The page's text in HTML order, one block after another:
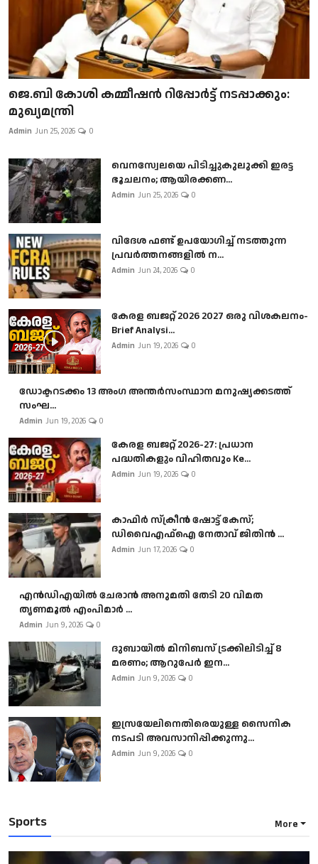
ജെ.ബി കോശി കമ്മീഷൻ റിപ്പോർട്ട് നടപ്പാക്കും:
മുഖ്യമന്ത്രി
Admin Jun 25, 2026 0
വെനസ്വേലയെ പിടിച്ചുകുലുക്കി ഇരട്ട
ഭൂചലനം; ആയിരക്കണ...
Admin Jun 25, 2026 0
വിദേശ ഫണ്ട് ഉപയോഗിച്ച് നടത്തുന്ന
പ്രവർത്തനങ്ങളിൽ ന...
Admin Jun 24, 2026 0
കേരള ബജറ്റ് 2026 2027 ഒരു വിശകലനം-
Brief Analysi...
Admin Jun 19, 2026 0
ഡോക്ടറടക്കം 13 അംഗ അന്തർസംസ്ഥാന മനുഷ്യക്കടത്ത്
സംഘ...
Admin Jun 19, 2026 0
കേരള ബജറ്റ് 2026-27: പ്രധാന
പദ്ധതികളും വിഹിതവും Ke...
Admin Jun 19, 2026 0
കാഫിർ സ്‌ക്രീൻ ഷോട്ട് കേസ്;
ഡിവൈഎഫ്ഐ നേതാവ് ജിതിൻ ...
Admin Jun 17, 2026 0
എൻഡിഎയിൽ ചേരാൻ അനുമതി തേടി 20 വിമത
തൃണമൂൽ എംപിമാർ ...
Admin Jun 9, 2026 0
ദുബായിൽ മിനിബസ്​ ട്രക്കിലിടിച്ച് 8
മരണം; ആറുപേർ ഇന...
Admin Jun 9, 2026 0
ഇസ്രയേലിനെതിരെയുള്ള സൈനിക
നടപടി അവസാനിപ്പിക്കുന്നു...
Admin Jun 9, 2026 0
Sports More